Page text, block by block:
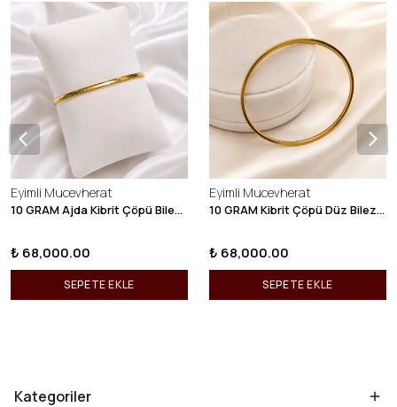
Eyimli Mucevherat
10 GRAM Ajda Kibrit Çöpü Bilezik 22 Ayar 22BLZ003
₺ 68,000.00
SEPETE EKLE
Eyimli Mucevherat
10 GRAM Kibrit Çöpü Düz Bilezik 22 Ayar 22BLZ001
₺ 68,000.00
SEPETE EKLE
Kategoriler